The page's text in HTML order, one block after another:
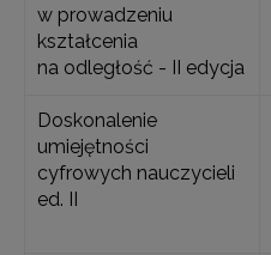
w prowadzeniu
kształcenia
na odległość - II edycja
Doskonalenie
umiejętności
cyfrowych nauczycieli
ed. II